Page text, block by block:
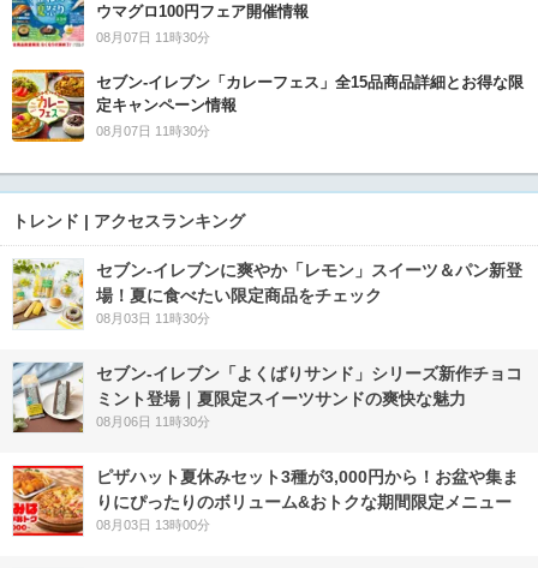
ウマグロ100円フェア開催情報
08月07日 11時30分
セブン‐イレブン「カレーフェス」全15品商品詳細とお得な限
定キャンペーン情報
08月07日 11時30分
トレンド | アクセスランキング
セブン‐イレブンに爽やか「レモン」スイーツ＆パン新登
場！夏に食べたい限定商品をチェック
08月03日 11時30分
セブン‐イレブン「よくばりサンド」シリーズ新作チョコ
ミント登場｜夏限定スイーツサンドの爽快な魅力
08月06日 11時30分
ピザハット夏休みセット3種が3,000円から！お盆や集ま
りにぴったりのボリューム&おトクな期間限定メニュー
08月03日 13時00分